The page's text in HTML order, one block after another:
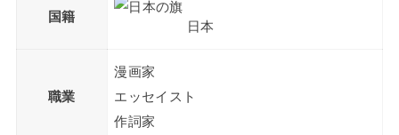
国籍
日本
職業
漫画家
エッセイスト
作詞家